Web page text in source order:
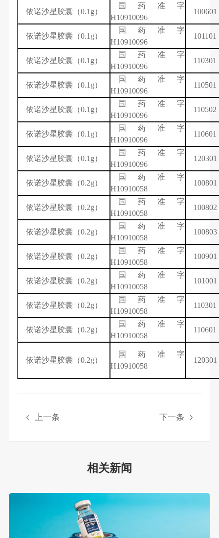
依诺沙星 胶囊（0.1g）
国药准字
H10910096
100601
依诺沙星 胶囊（0.1g）
国药准字
H10910096
101101
依诺沙星 胶囊（0.1g）
国药准字
H10910096
110301
依诺沙星 胶囊（0.1g）
国药准字
H10910096
110501
依诺沙星 胶囊（0.1g）
国药准字
H10910096
110502
依诺沙星 胶囊（0.1g）
国药准字
H10910096
110601
依诺沙星 胶囊（0.1g）
国药准字
H10910096
120301
依诺沙星 胶囊（0.2g）
国药准字
H10910058
100801
依诺沙星 胶囊（0.2g）
国药准字
H10910058
100802
依诺沙星 胶囊（0.2g）
国药准字
H10910058
100803
依诺沙星 胶囊（0.2g）
国药准字
H10910058
100901
依诺沙星 胶囊（0.2g）
国药准字
H10910058
101001
依诺沙星 胶囊（0.2g）
国药准字
H10910058
110301
依诺沙星 胶囊（0.2g）
国药准字
H10910058
110601
依诺沙星 胶囊（0.2g）
国药准字
H10910058
120301
上一条 下一条
相关新闻